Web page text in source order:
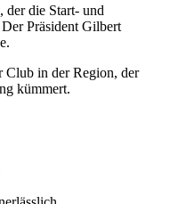
der die Start- und
Präsident Gilbert
in der Region, der
kümmert.